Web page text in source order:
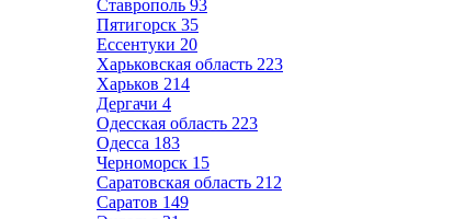
Ставрополь 93
Пятигорск 35
Ессентуки 20
Харьковская область 223
Харьков 214
Дергачи 4
Одесская область 223
Одесса 183
Черноморск 15
Саратовская область 212
Саратов 149